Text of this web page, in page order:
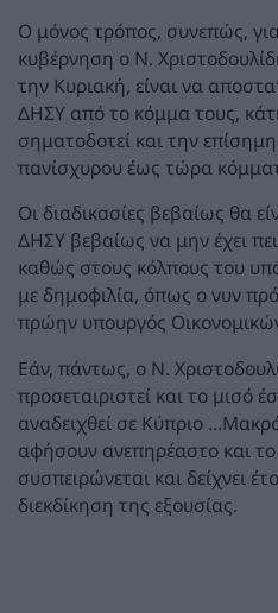
Ο μόνος τρόπος, συνεπώς,
κυβέρνηση ο Ν.
την Κυριακή, είναι να
ΔΗΣΥ από το κόμμα τους,
σηματοδοτεί και την
πανίσχυρου έως τώρα
Οι διαδικασίες βεβαίως θα
ΔΗΣΥ βεβαίως να μην έχει
καθώς στους κόλπους του
με δημοφιλία, όπως ο νυν
πρώην υπουργός
Εάν, πάντως, ο Ν.
προσεταιριστεί και το μισό
αναδειχθεί σε Κύπριο
αφήσουν ανεπηρέαστο και
συσπειρώνεται και δείχνει
διεκδίκηση της εξουσίας.